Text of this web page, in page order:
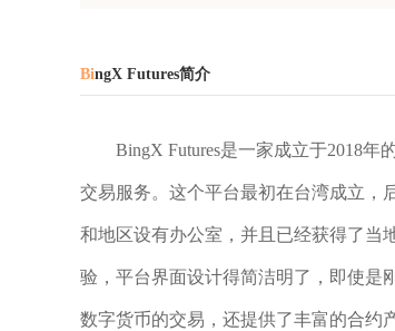
BingX Futures简介
BingX Futures是一家成立于2018
交易服务。这个平台最初在台湾成立，
和地区设有办公室，并且已经获得了当
验，平台界面设计得简洁明了，即使是
数字货币的交易，还提供了丰富的合约